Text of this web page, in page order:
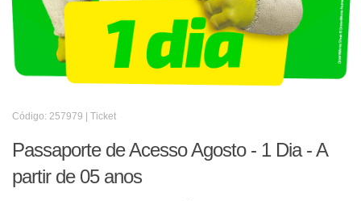
Código: 257979 | Ticket
Passaporte de Acesso Agosto - 1 Dia - A
partir de 05 anos